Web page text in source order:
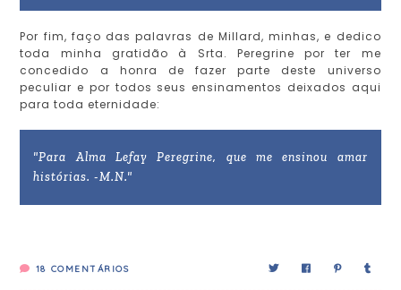
Por fim, faço das palavras de Millard, minhas, e dedico
toda minha gratidão à Srta. Peregrine por ter me
concedido a honra de fazer parte deste universo
peculiar e por todos seus ensinamentos deixados aqui
para toda eternidade:
"Para Alma Lefay Peregrine, que me ensinou amar
histórias. -M.N."
18 COMENTÁRIOS